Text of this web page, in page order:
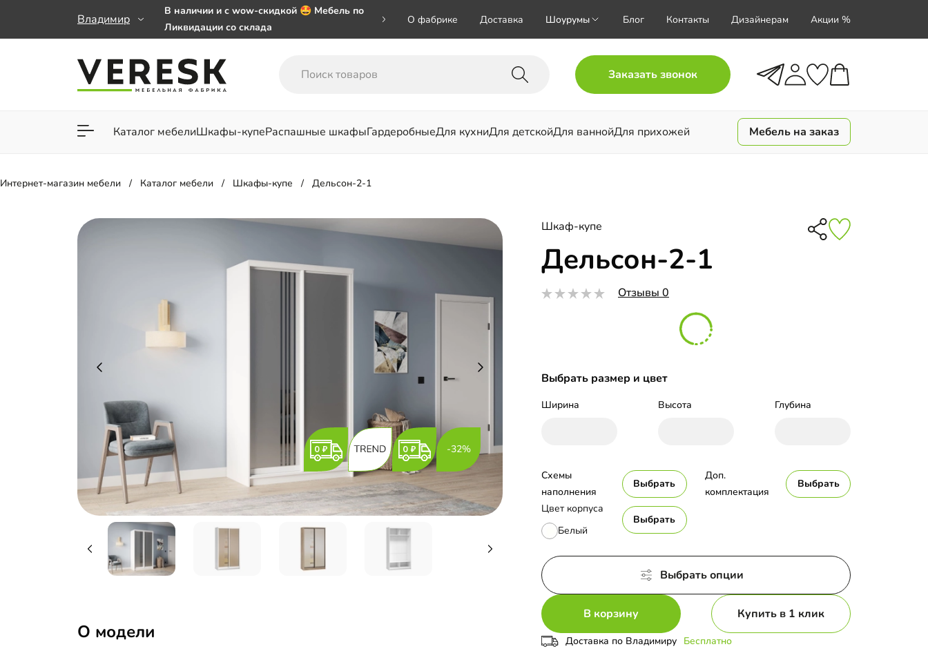
Владимир
В наличии и с wow-скидкой 🤩 Мебель по
Ликвидации со склада
заказе от 50 000 ₽
Важно! Наш Whatsapp переехал на номер
О фабрике Доставка Шоурумы Блог Контакты Дизайнерам Акции %
Заказать звонок
Каталог мебелиШкафы-купеРаспашные шкафыГардеробныеДля кухниДля детскойДля ваннойДля прихожей
Для гостиной Для спальни
Мебель на заказ
Интернет-магазин мебели Каталог мебели Шкафы-купе Дельсон-2-1
-32%
Шкаф-купе
Дельсон-2-1
Отзывы 0
Выбрать размер и цвет
Ширина Высота Глубина
Цвет корпуса
Белый
Выбрать
Схемы
наполнения
Выбрать
Доп.
комплектация
Выбрать
Выбрать опции
В корзину Купить в 1 клик
Доставка по Владимиру Бесплатно
О модели